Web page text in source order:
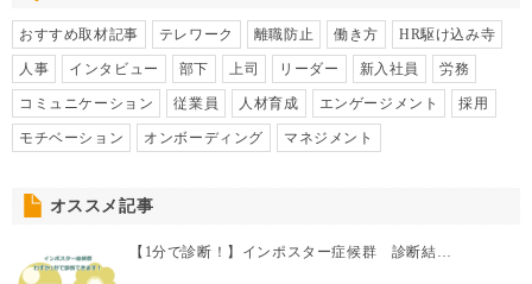
おすすめ取材記事 テレワーク 離職防止 働き方 HR駆け込み寺
人事 インタビュー 部下 上司 リーダー 新入社員 労務
コミュニケーション 従業員 人材育成 エンゲージメント 採用
モチベーション オンボーディング マネジメント
オススメ記事
【1分で診断！】インポスター症候群 診断結…